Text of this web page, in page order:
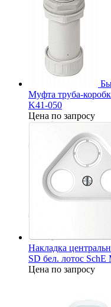
Муфта труба-
K41-050
Цена по запросу
Накладка
SD бел. лотос
Цена по запросу